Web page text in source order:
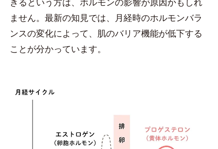
ません。最新の知見では、月経時のホルモンバラ
ンスの変化によって、肌のバリア機能が低下する
ことが分かっています。